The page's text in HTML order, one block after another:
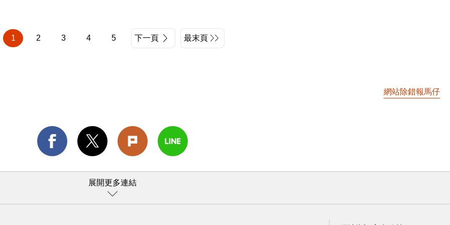
1 2 3 4 5 下一頁 最末頁
網站除錯報馬仔
展開更多連結